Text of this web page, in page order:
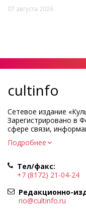
07 августа 2026
cultinfo
Сетевое издание
Зарегистрировано в
сфере связи,
коммуникаций.
Регистрационный
Учредитель КУ ВО
культуры»
Адрес учредителя и
Вологда, ул. Марии
Главный редактор —
Подробнее
Тел/факс:
+7 (8172) 21-04-24
Редакционно-
rio@cultinfo.ru